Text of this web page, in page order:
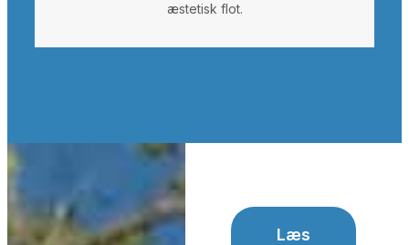
æstetisk flot.
Læs